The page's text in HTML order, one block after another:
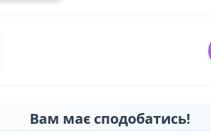
Вам має сподобатись!